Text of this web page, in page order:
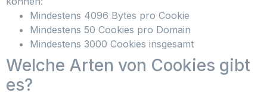
Mindestens 4096 Bytes pro Cookie
Mindestens 50 Cookies pro Domain
Mindestens 3000 Cookies insgesamt
Welche Arten von Cookies gibt
es?